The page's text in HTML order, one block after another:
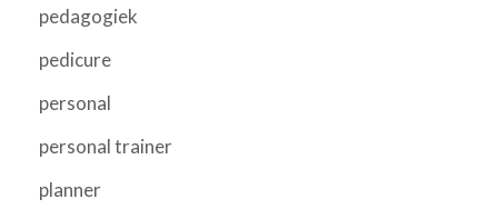
pedagogiek
pedicure
personal
personal trainer
planner